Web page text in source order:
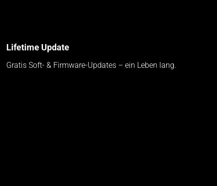
Lifetime Update
Gratis Soft- & Firmware-Updates – ein Leben lang.